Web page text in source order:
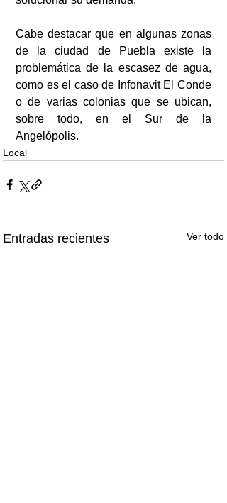
Cabe destacar que en algunas zonas
de la ciudad de Puebla existe la
problemática de la escasez de agua,
como es el caso de Infonavit El Conde
o de varias colonias que se ubican,
sobre todo, en el Sur de la
Angelópolis.
Local
Entradas recientes Ver todo